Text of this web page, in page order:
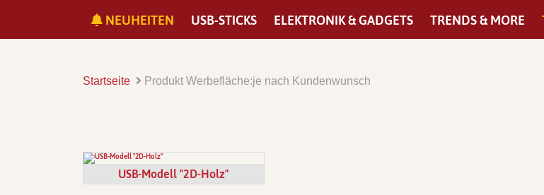
NEUHEITEN USB-STICKS ELEKTRONIK & GADGETS TRENDS & MORE
Startseite Produkt Werbefläche:je nach Kundenwunsch
USB-Modell "2D-Holz"